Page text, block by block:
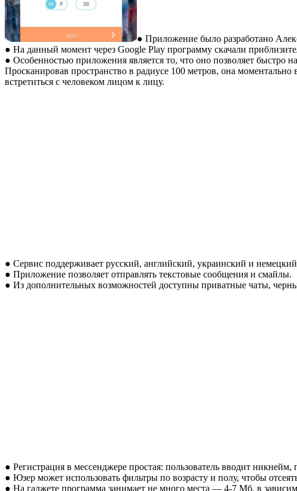
● Приложение было разработано
● На данный момент через Google Play программу скачали
● Особенностью приложения является то, что оно позволяет быстро
Просканировав пространство в радиусе 100 метров, она
встретиться с человеком лицом к лицу.
● Сервис поддерживает русский, английский, украинский и
● Приложение позволяет отправлять текстовые сообщения и смайлы.
● Из дополнительных возможностей доступны приватные чаты,
● Регистрация в мессенджере простая: пользователь вводит
● Юзер может использовать фильтры по возрасту и полу, чтобы
● На гаджете программа занимает не много места — 4-7 Мб, в